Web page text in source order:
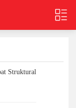
Struktural